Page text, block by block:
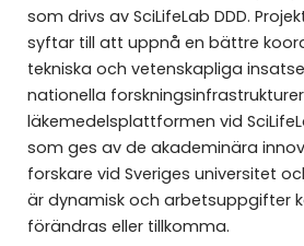
som drivs av SciLifeLab DDD.
syftar till att uppnå en bättre
tekniska och vetenskapliga
nationella
läkemedelsplattformen vid
som ges av de akademinära
forskare vid Sveriges universitet
är dynamisk och arbetsuppgifter
förändras eller tillkomma.